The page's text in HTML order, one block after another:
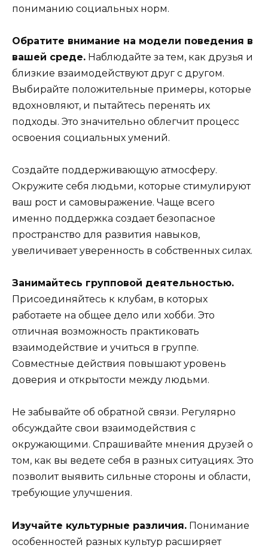
пониманию социальных норм.
Обратите внимание на модели поведения в
вашей среде. Наблюдайте за тем, как друзья и
близкие взаимодействуют друг с другом.
Выбирайте положительные примеры, которые
вдохновляют, и пытайтесь перенять их
подходы. Это значительно облегчит процесс
освоения социальных умений.
Создайте поддерживающую атмосферу.
Окружите себя людьми, которые стимулируют
ваш рост и самовыражение. Чаще всего
именно поддержка создает безопасное
пространство для развития навыков,
увеличивает уверенность в собственных силах.
Занимайтесь групповой деятельностью.
Присоединяйтесь к клубам, в которых
работаете на общее дело или хобби. Это
отличная возможность практиковать
взаимодействие и учиться в группе.
Совместные действия повышают уровень
доверия и открытости между людьми.
Не забывайте об обратной связи. Регулярно
обсуждайте свои взаимодействия с
окружающими. Спрашивайте мнения друзей о
том, как вы ведете себя в разных ситуациях. Это
позволит выявить сильные стороны и области,
требующие улучшения.
Изучайте культурные различия. Понимание
особенностей разных культур расширяет